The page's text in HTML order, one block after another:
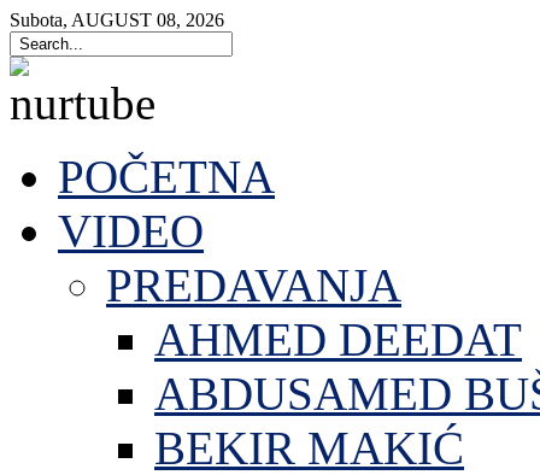
Subota, AUGUST 08, 2026
POČETNA
VIDEO
PREDAVANJA
AHMED DEEDAT
ABDUSAMED
BEKIR MAKIĆ